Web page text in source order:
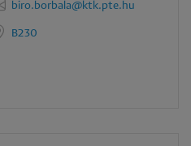
biro.borbala@ktk.pte.hu
B230